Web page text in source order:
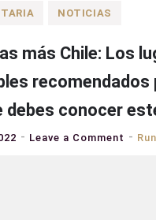
NOTICIAS
más Chile: Los
recomendados
debes conocer
Leave a Comment on